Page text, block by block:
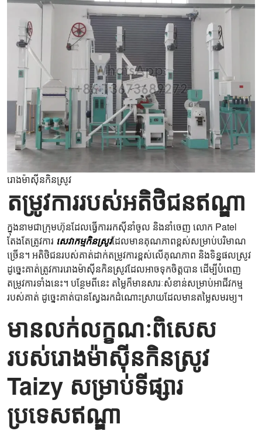
រោងម៉ាស៊ីនកិនស្រូវ
តម្រូវការរបស់អតិថិជនឥណ្ឌា
ក្នុងនាមជាក្រុមហ៊ុនដែលធ្វើការរកស៊ីនាំចូល និងនាំចេញ លោក Patel
តែងតែត្រូវការ សេវាកម្មកិនស្រូវដែលមានគុណភាពខ្ពស់សម្រាប់បរិមាណ
ច្រើន។ អតិថិជនរបស់គាត់ដាក់តម្រូវការខ្ពស់លើគុណភាព និងទិន្នផលស្រូវ
ដូច្នេះគាត់ត្រូវការរោងម៉ាស៊ីនកិនស្រូវដែលអាចទុកចិត្តបាន ដើម្បីបំពេញ
តម្រូវការទាំងនេះ។ បន្ថែមពីនេះ តម្លៃក៏មានសារៈសំខាន់សម្រាប់អាជីវកម្ម
របស់គាត់ ដូច្នេះគាត់បានស្វែងរកដំណោះស្រាយដែលមានតម្លៃសមរម្យ។
មានលក់លក្ខណៈពិសេស
របស់រោងម៉ាស៊ីនកិនស្រូវ
Taizy សម្រាប់ទីផ្សារ
ប្រទេសឥណ្ឌា